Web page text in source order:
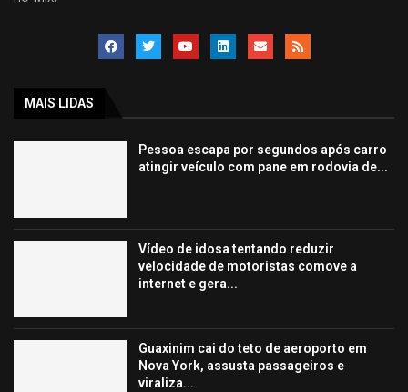
MAIS LIDAS
Pessoa escapa por segundos após carro
atingir veículo com pane em rodovia de...
Vídeo de idosa tentando reduzir
velocidade de motoristas comove a
internet e gera...
Guaxinim cai do teto de aeroporto em
Nova York, assusta passageiros e
viraliza...